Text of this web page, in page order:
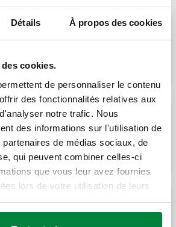
Détails À propos des cookies
cookies.
de personnaliser le contenu
des fonctionnalités relatives aux
notre trafic. Nous
des informations sur l'utilisation de
de médias sociaux, de
qui peuvent combiner celles-ci
que vous leur avez fournies
lors de votre utilisation de leurs
Purgeur d’air automatique
Purgeur d'air automatique.